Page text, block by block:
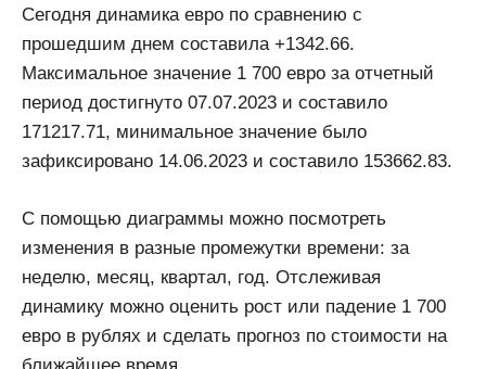
Сегодня динамика евро по сравнению с
прошедшим днем составила +1342.66.
Максимальное значение 1 700 евро за отчетный
период достигнуто 07.07.2023 и составило
171217.71, минимальное значение было
зафиксировано 14.06.2023 и составило 153662.83.
С помощью диаграммы можно посмотреть
изменения в разные промежутки времени: за
неделю, месяц, квартал, год. Отслеживая
динамику можно оценить рост или падение 1 700
евро в рублях и сделать прогноз по стоимости на
ближайшее время.